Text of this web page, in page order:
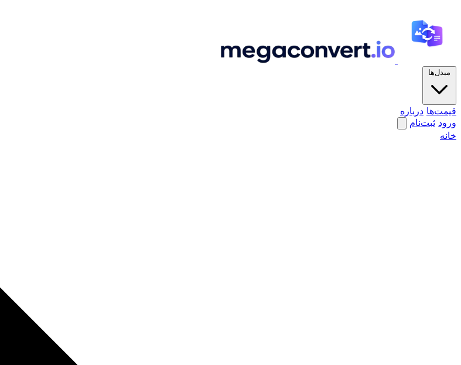
مبدل‌ها
قیمت‌ها درباره
ورود ثبت‌نام
خانه